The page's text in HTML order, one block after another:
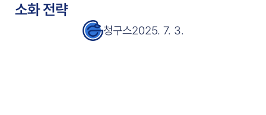
소화 전략
청구스2025. 7. 3.